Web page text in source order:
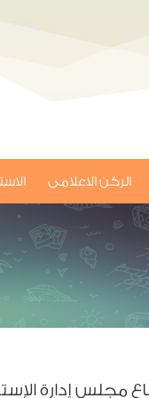
الركن الاعلامى
مجلس إدارة